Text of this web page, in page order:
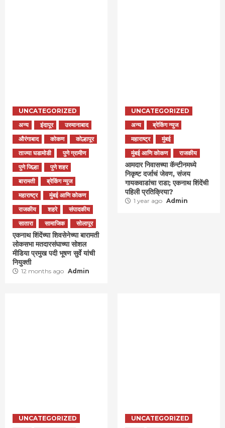
UNCATEGORIZED
अन्य
इंदापूर
उस्मानाबाद
औरंगाबाद
कोकण
कोल्हापूर
ताज्या घडामोडी
पुणे ग्रामीण
पुणे जिल्हा
पुणे शहर
बारामती
ब्रेकिंग न्युज
महाराष्ट्र
मुंबई आणि कोकण
राजकीय
शहरे
संपादकीय
सातारा
सामाजिक सोलापूर
एकनाथ शिंदेंच्या शिवसेनेच्या बारामती
लोकसभा मतदारसंघाच्या सोशल
मीडिया प्रमुख पदी भूषण सुर्वे यांची
नियुक्ती
12 months ago Admin
UNCATEGORIZED
अन्य
ब्रेकिंग न्युज
महाराष्ट्र
मुंबई
मुंबई आणि कोकण
राजकीय
आमदार निवासच्या कॅन्टीनमध्ये
निकृष्ट दर्जाचं जेवण, संजय
गायकवाडांचा राडा; एकनाथ शिंदेंची
पहिली प्रतिक्रिया?
1 year ago Admin
UNCATEGORIZED
UNCATEGORIZED